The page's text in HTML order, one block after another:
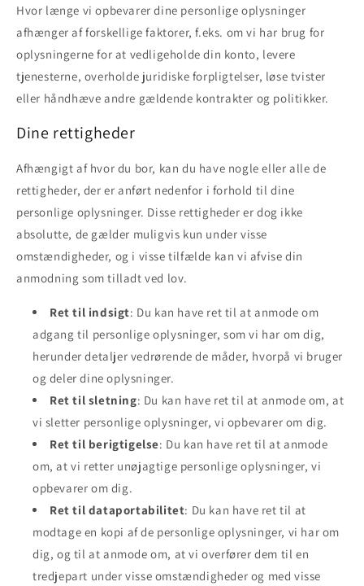
Hvor længe vi opbevarer dine personlige oplysninger
afhænger af forskellige faktorer, f.eks. om vi har brug for
oplysningerne for at vedligeholde din konto, levere
tjenesterne, overholde juridiske forpligtelser, løse tvister
eller håndhæve andre gældende kontrakter og politikker.
Dine rettigheder
Afhængigt af hvor du bor, kan du have nogle eller alle de
rettigheder, der er anført nedenfor i forhold til dine
personlige oplysninger. Disse rettigheder er dog ikke
absolutte, de gælder muligvis kun under visse
omstændigheder, og i visse tilfælde kan vi afvise din
anmodning som tilladt ved lov.
Ret til indsigt: Du kan have ret til at anmode om
adgang til personlige oplysninger, som vi har om dig,
herunder detaljer vedrørende de måder, hvorpå vi bruger
og deler dine oplysninger.
Ret til sletning: Du kan have ret til at anmode om, at
vi sletter personlige oplysninger, vi opbevarer om dig.
Ret til berigtigelse: Du kan have ret til at anmode
om, at vi retter unøjagtige personlige oplysninger, vi
opbevarer om dig.
Ret til dataportabilitet: Du kan have ret til at
modtage en kopi af de personlige oplysninger, vi har om
dig, og til at anmode om, at vi overfører dem til en
tredjepart under visse omstændigheder og med visse